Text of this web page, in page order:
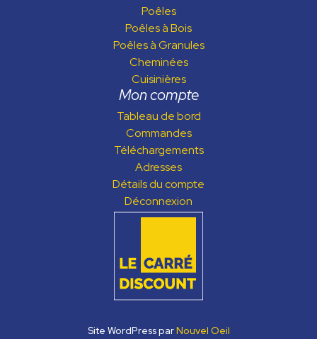
Poêles
Poêles à Bois
Poêles à Granules
Cheminées
Cuisinières
Mon compte
Tableau de bord
Commandes
Téléchargements
Adresses
Détails du compte
Déconnexion
Site WordPress parNouvel Oeil